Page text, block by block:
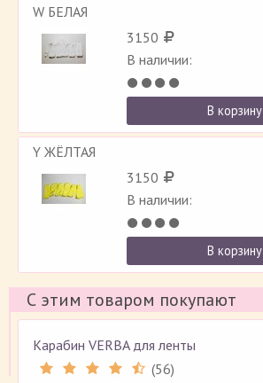
W БЕЛАЯ
3150
В наличии:
В корзину
Y ЖЁЛТАЯ
3150
В наличии:
В корзину
С этим товаром покупают
Карабин VERBA для ленты
(56)